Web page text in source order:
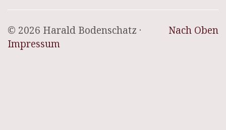
Nach Oben
© 2026 Harald Bodenschatz ·
Impressum